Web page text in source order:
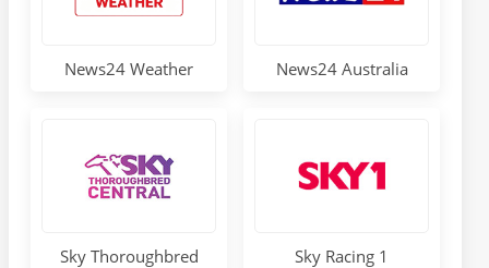
News24 Weather News24 Australia
Sky Thoroughbred Sky Racing 1